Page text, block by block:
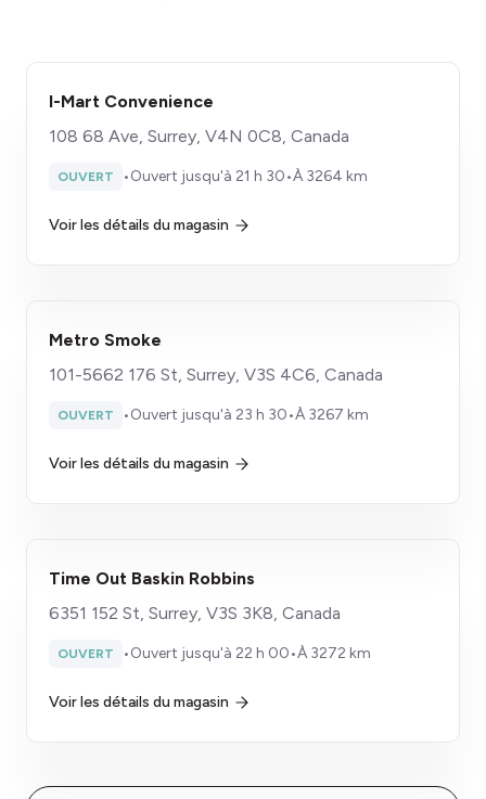
I-Mart Convenience
108 68 Ave, Surrey, V4N 0C8, Canada
OUVERT •Ouvert jusqu'à 21 h 30•À 3264 km
Voir les détails du magasin
Metro Smoke
101-5662 176 St, Surrey, V3S 4C6, Canada
OUVERT •Ouvert jusqu'à 23 h 30•À 3267 km
Voir les détails du magasin
Time Out Baskin Robbins
6351 152 St, Surrey, V3S 3K8, Canada
OUVERT •Ouvert jusqu'à 22 h 00•À 3272 km
Voir les détails du magasin